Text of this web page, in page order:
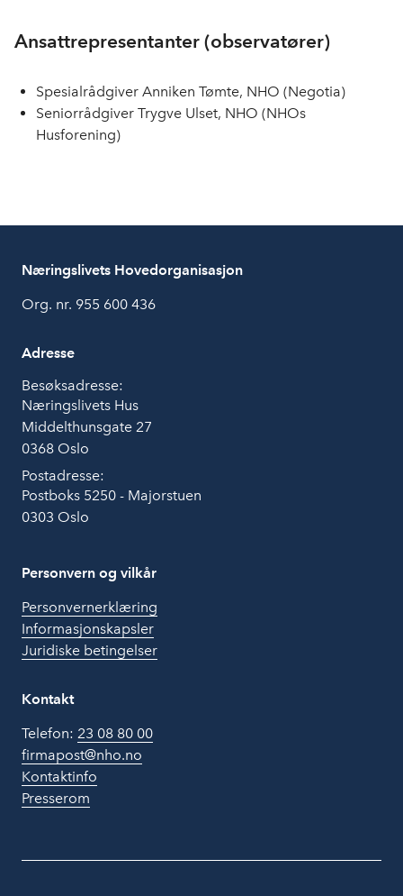
Ansattrepresentanter (observatører)
Spesialrådgiver Anniken Tømte, NHO (Negotia)
Seniorrådgiver Trygve Ulset, NHO (NHOs
Husforening)
Næringslivets Hovedorganisasjon
Org. nr. 955 600 436
Adresse
Besøksadresse:
Næringslivets Hus
Middelthunsgate 27
0368 Oslo
Postadresse:
Postboks 5250 - Majorstuen
0303 Oslo
Personvern og vilkår
Personvernerklæring
Informasjonskapsler
Juridiske betingelser
Kontakt
Telefon: 23 08 80 00
firmapost@nho.no
Kontaktinfo
Presserom